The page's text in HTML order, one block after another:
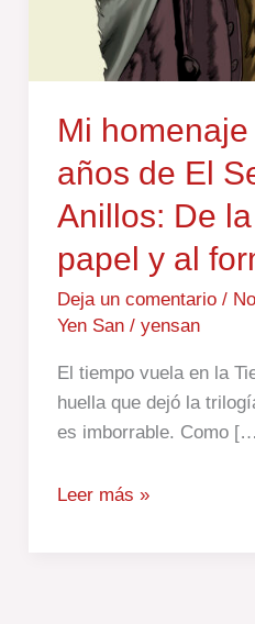
Mi
años de El
Anillos: De
papel y al
Deja un comentario /
Yen San/ yensan
El tiempo vuela en la
huella que dejó la
es imborrable. Como
formato
Leer más »